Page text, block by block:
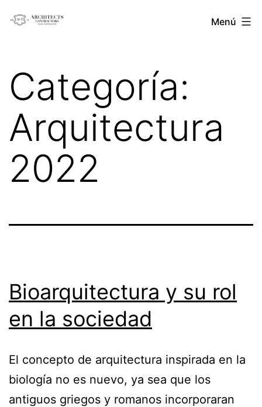
Architects
Menú
Categoría:
Arquitectura
2022
Bioarquitectura y su rol
en la sociedad
El concepto de arquitectura inspirada en la
biología no es nuevo, ya sea que los
antiguos griegos y romanos incorporaran